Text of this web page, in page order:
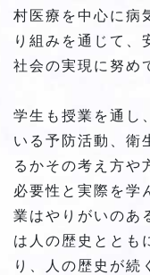
村医療を中心に病
り組みを通じて、
社会の実現に努め
学生も授業を通し
いる予防活動、衛
るかその考え方や
必要性と実際を学
業はやりがいのあ
は人の歴史ととも
り、人の歴史が続